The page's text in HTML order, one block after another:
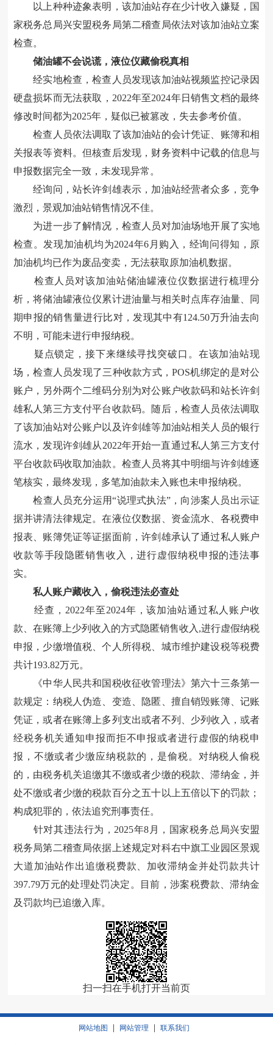
以上种种迹象表明，该加油站存在少计收入嫌疑，国
家税务总局兴安盟税务局第二稽查局依法对该加油站立案
检查。
储油罐不会说谎，液位仪藏偷税真相
经实地检查，检查人员发现该加油站视频监控记录因
硬盘损坏而无法获取，2022年至2024年日销售文档的最终
修改时间都为2025年，疑似已被篡改，失去参考价值。
检查人员依法调取了该加油站的会计凭证、账簿和相
关报表等资料。但核查后发现，财务资料中记载的信息与
申报数据完全一致，未发现异常。
经询问，站长许剑雄表示，加油站经营者众多，竞争
激烈，景观加油站销售情况不佳。
为进一步了解情况，检查人员对加油场地开展了实地
检查。发现加油机均为2024年6月购入，经询问得知，原
加油机均已作为废品变卖，无法获取原加油机数据。
检查人员对该加油站储油罐液位仪数据进行梳理分
析，将储油罐液位仪累计进油量与相关时点库存油量、同
期申报的销售量进行比对，发现其中有124.50万升油去向
不明，可能未进行申报纳税。
疑点锁定，接下来继续寻找突破口。在该加油站现
场，检查人员发现了三种收款方式，POS机绑定的是对公
账户，另外两个二维码分别为对公账户收款码和站长许剑
雄私人第三方支付平台收款码。随后，检查人员依法调取
了该加油站对公账户以及许剑雄等加油站相关人员的银行
流水，发现许剑雄从2022年开始一直通过私人第三方支付
平台收款码收取加油款。检查人员将其中明细与许剑雄逐
笔核实，最终发现，多笔加油款未入账也未申报纳税。
检查人员充分运用“说理式执法”，向涉案人员出示证
据并讲清法律规定。在液位仪数据、资金流水、各税费申
报表、账簿凭证等证据面前，许剑雄承认了通过私人账户
收款等手段隐匿销售收入，进行虚假纳税申报的违法事
实。
私人账户藏收入，偷税违法必查处
经查，2022年至2024年，该加油站通过私人账户收
款、在账簿上少列收入的方式隐匿销售收入,进行虚假纳税
申报，少缴增值税、个人所得税、城市维护建设税等税费
共计193.82万元。
《中华人民共和国税收征收管理法》第六十三条第一
款规定：纳税人伪造、变造、隐匿、擅自销毁账簿、记账
凭证，或者在账簿上多列支出或者不列、少列收入，或者
经税务机关通知申报而拒不申报或者进行虚假的纳税申
报，不缴或者少缴应纳税款的，是偷税。对纳税人偷税
的，由税务机关追缴其不缴或者少缴的税款、滞纳金，并
处不缴或者少缴的税款百分之五十以上五倍以下的罚款；
构成犯罪的，依法追究刑事责任。
针对其违法行为，2025年8月，国家税务总局兴安盟
税务局第二稽查局依据上述规定对科右中旗工业园区景观
大道加油站作出追缴税费款、加收滞纳金并处罚款共计
397.79万元的处理处罚决定。目前，涉案税费款、滞纳金
及罚款均已追缴入库。
扫一扫在手机打开当前页
网站地图 网站管理 联系我们